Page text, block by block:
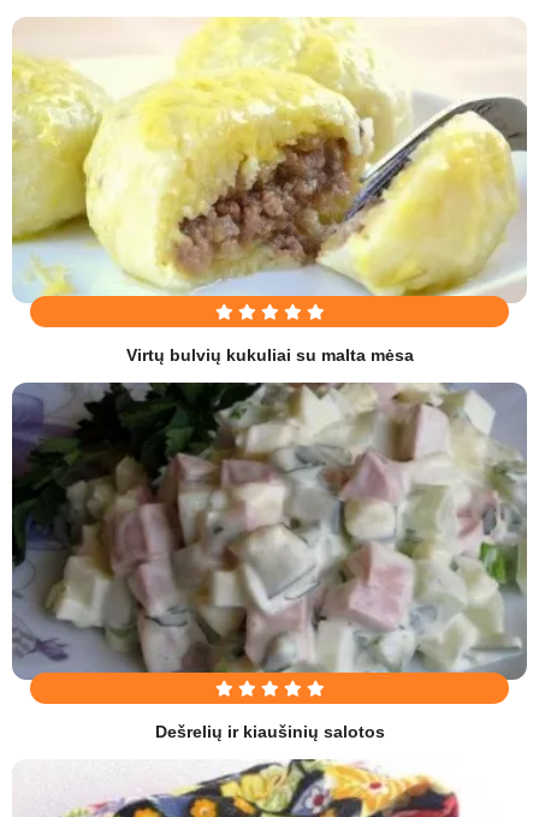
Virtų bulvių kukuliai su malta mėsa
Dešrelių ir kiaušinių salotos